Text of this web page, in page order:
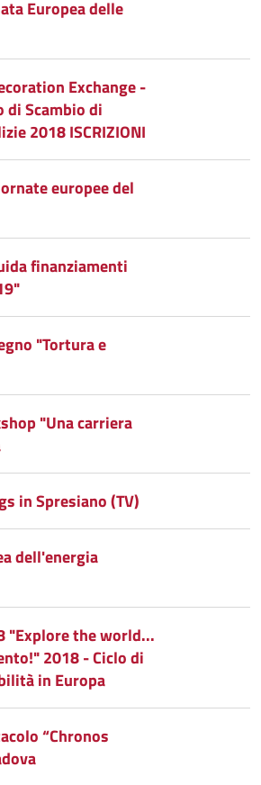
Europea delle
Exchange -
di Scambio di
2018 ISCRIZIONI
europee del
finanziamenti
"Tortura e
"Una carriera
in Spresiano (TV)
dell'energia
"Explore the world...
2018 - Ciclo di
in Europa
“Chronos